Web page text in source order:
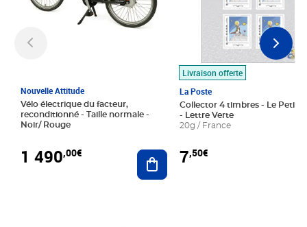
Nouvelle Attitude
Vélo électrique du facteur,
reconditionné - Taille normale -
Noir/ Rouge
1 490,00€ Ajouter au panier
Livraison offerte
La Poste
Collector 4 timbres - Le Petit
- Lettre Verte
20g / France
7,50€